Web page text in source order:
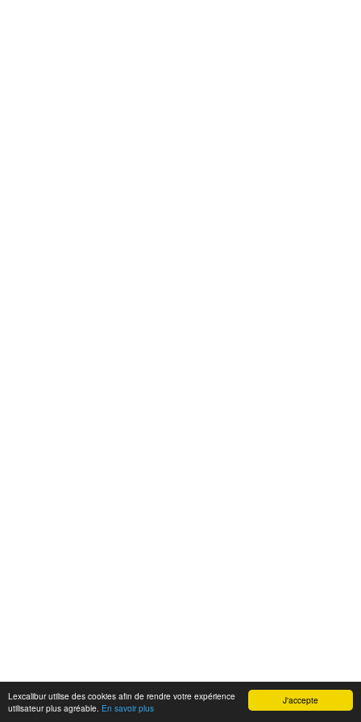
J'accepte
Lexcalibur utilise des cookies afin de rendre votre expérience
utilisateur plus agréable. En savoir plus